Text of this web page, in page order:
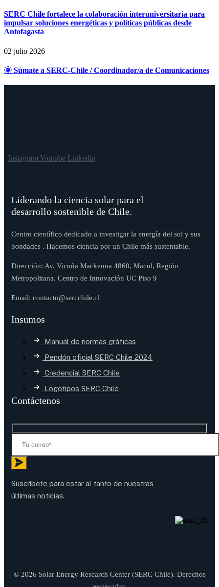
SERC Chile fortalece la colaboración interuniversitaria para
impulsar soluciones energéticas y políticas públicas desde
Antofagasta
02 julio 2026
🌞 Súmate a SERC-Chile / Coordinador/a de Comunicaciones
Instagram Youtube Linkedin
Liderando la ciencia solar para el
desarrollo sostenible de Chile.
Centro científico dedicado a investigar la energía del sol y sus
bondades . Hacemos ciencia por un Chile más sustentable.
Dirección: Av. Vicuña Mackenna 4860, Macul, Región
Metropolitana, Centro de Innovación UC Piso 9
Email: contacto@sercchile.cl
Insumos
Manual de normas gráficas
Pendón oficial SERC Chile 2024
Credencial SERC Chile
Logotipos SERC Chile
Contáctenos
Suscríbete para estar al tanto de nuestras
últimas noticias.
© 2026 Solar Energy Research Center (SERC Chile). Derechos